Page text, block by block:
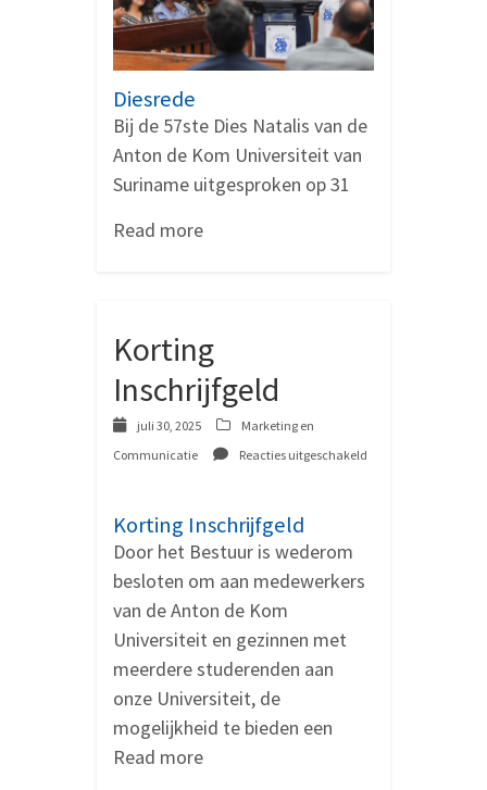
Diesrede
Bij de 57ste Dies Natalis van de
Anton de Kom Universiteit van
Suriname uitgesproken op 31
Read more
Korting
Inschrijfgeld
juli 30, 2025
Marketing en
Communicatie
Reacties uitgeschakeld
Inschrijfgeld
Korting Inschrijfgeld
Door het Bestuur is wederom
besloten om aan medewerkers
van de Anton de Kom
Universiteit en gezinnen met
meerdere studerenden aan
onze Universiteit, de
mogelijkheid te bieden een
Read more